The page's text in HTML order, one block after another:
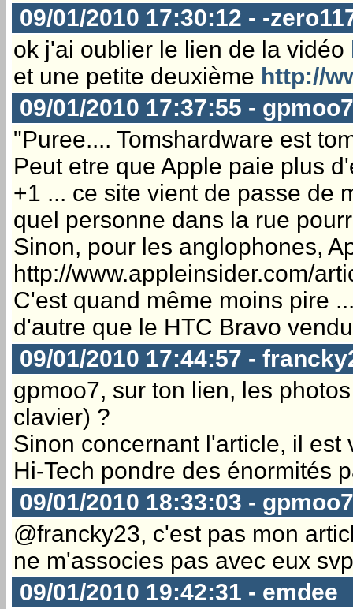
09/01/2010 17:30:12 - -
ok j'ai oublier le lien de la vidéo
et une petite deuxième http://
09/01/2010 17:37:55 - gpmoo7
"Puree.... Tomshardware est
Peut etre que Apple paie plus
+1 ... ce site vient de passe de
quel personne dans la rue
Sinon, pour les anglophones,
http://www.appleinsider.com/
C'est quand même moins pire
d'autre que le HTC Bravo
09/01/2010 17:44:57 -
gpmoo7, sur ton lien, les
clavier) ?
Sinon concernant l'article, il
Hi-Tech pondre des énormités
09/01/2010 18:33:03 - gpmoo7
@francky23, c'est pas mon
ne m'associes pas avec eux
09/01/2010 19:42:31 - emdee